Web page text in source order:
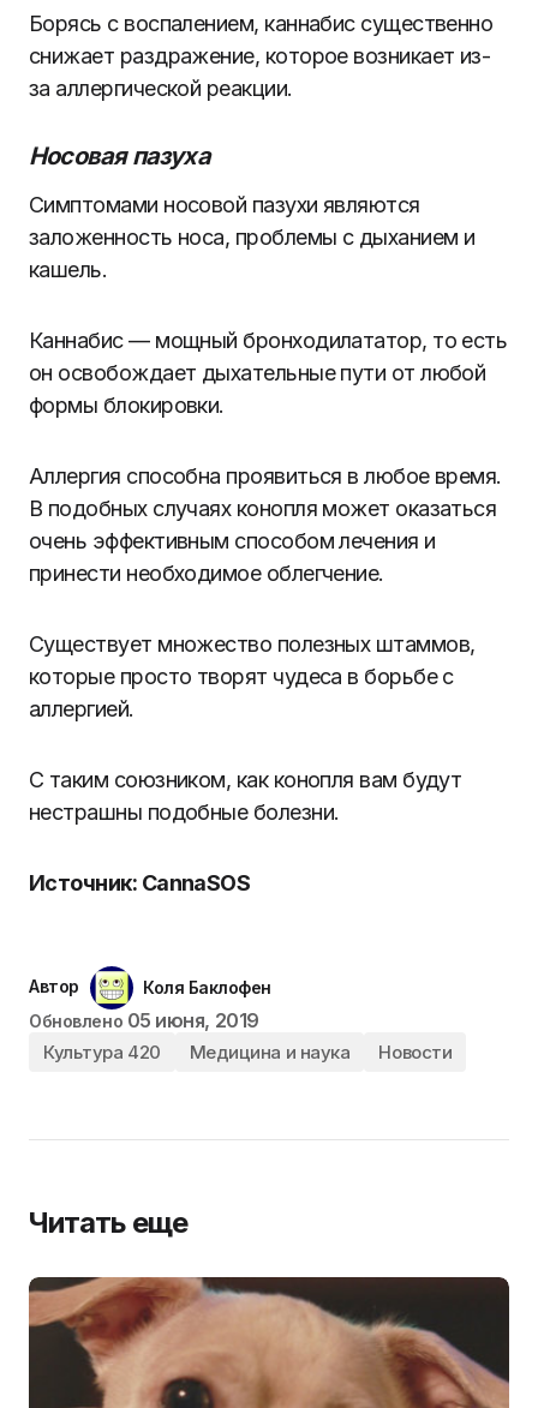
Борясь с воспалением, каннабис существенно
снижает раздражение, которое возникает из-
за аллергической реакции.
Носовая пазуха
Симптомами носовой пазухи являются
заложенность носа, проблемы с дыханием и
кашель.
Каннабис — мощный бронходилататор, то есть
он освобождает дыхательные пути от любой
формы блокировки.
Аллергия способна проявиться в любое время.
В подобных случаях конопля может оказаться
очень эффективным способом лечения и
принести необходимое облегчение.
Существует множество полезных штаммов,
которые просто творят чудеса в борьбе с
аллергией.
С таким союзником, как конопля вам будут
нестрашны подобные болезни.
Источник: CannaSOS
Автор
Коля Баклофен
Обновлено 05 июня, 2019
Культура 420 Медицина и наука Новости
Читать еще